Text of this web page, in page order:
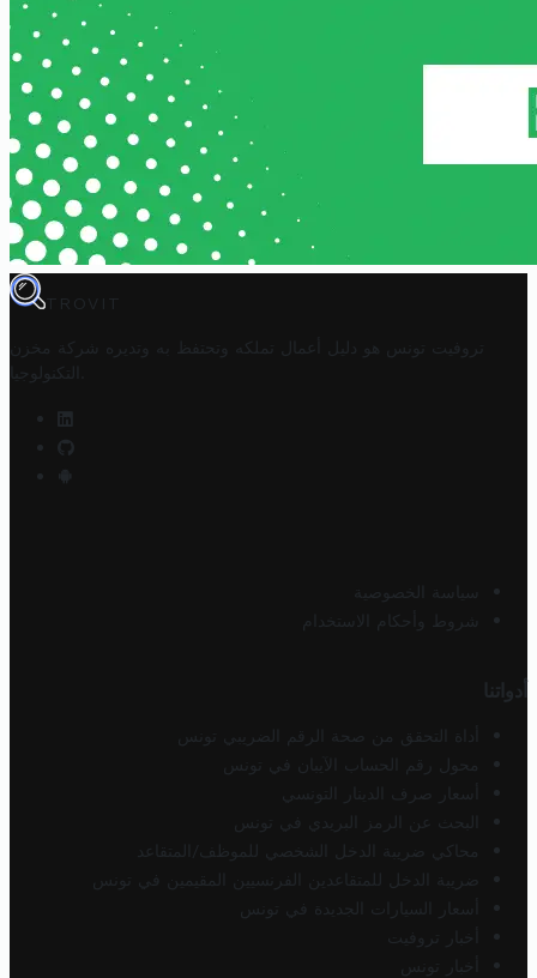
TROVIT
تروفيت تونس هو دليل أعمال تملكه وتحتفظ به وتديره
شركة مخزن
التكنولوجيا
سياسة الخصوصية
شروط وأحكام الاستخدام
أدواتنا
أداة التحقق من صحة الرقم الضريبي تونس
محول رقم الحساب الآيبان في تونس
أسعار صرف الدينار التونسي
البحث عن الرمز البريدي في تونس
محاكي ضريبة الدخل الشخصي للموظف/المتقاعد
ضريبة الدخل للمتقاعدين الفرنسيين المقيمين في تونس
أسعار السيارات الجديدة في تونس
أخبار تروفيت
أخبار تونس